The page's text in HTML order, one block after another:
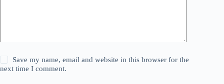
Save my name, email and website in this browser for the
next time I comment.